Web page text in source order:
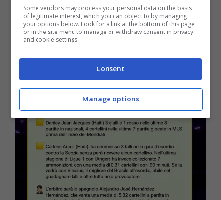
segnoOver 1.5 Casa Secondo Tempo .
Some vendors may process your personal data on the basis
of legitimate interest, which you can object to by managing
your options below. Look for a link at the bottom of this page
or in the site menu to manage or withdraw consent in privacy
and cookie settings.
Consent
Manage options